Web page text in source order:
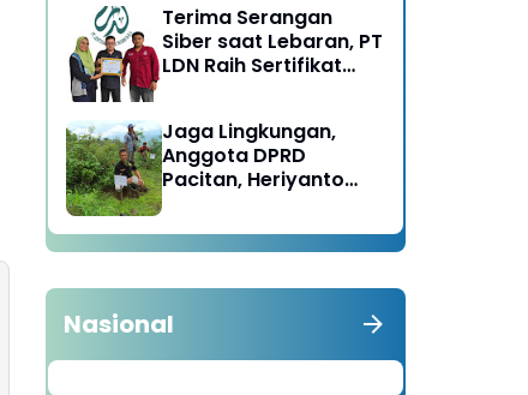
Terima Serangan
Siber saat Lebaran, PT
LDN Raih Sertifikat
Karesidenan Madiun
Raya
Jaga Lingkungan,
Anggota DPRD
Pacitan, Heriyanto
Tebang 100 Pohon
diganti Tanam 1000
Nasional